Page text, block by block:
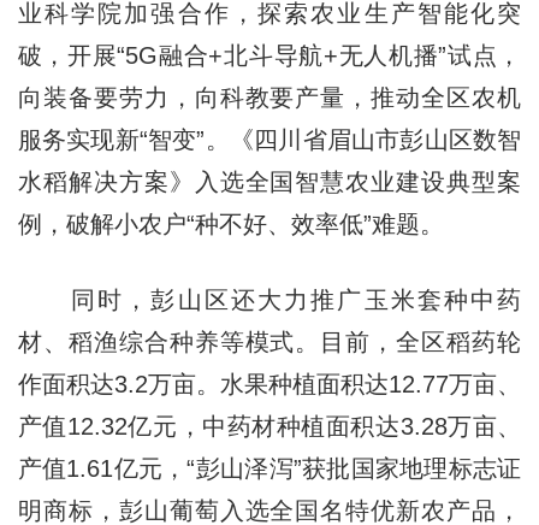
业科学院加强合作，探索农业生产智能化突
破，开展“5G融合+北斗导航+无人机播”试点，
向装备要劳力，向科教要产量，推动全区农机
服务实现新“智变”。《四川省眉山市彭山区数智
水稻解决方案》入选全国智慧农业建设典型案
例，破解小农户“种不好、效率低”难题。
同时，彭山区还大力推广玉米套种中药
材、稻渔综合种养等模式。目前，全区稻药轮
作面积达3.2万亩。水果种植面积达12.77万亩、
产值12.32亿元，中药材种植面积达3.28万亩、
产值1.61亿元，“彭山泽泻”获批国家地理标志证
明商标，彭山葡萄入选全国名特优新农产品，